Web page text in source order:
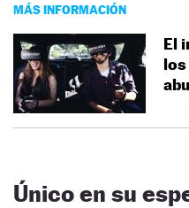
MÁS INFORMACIÓN
El
los
Único en su